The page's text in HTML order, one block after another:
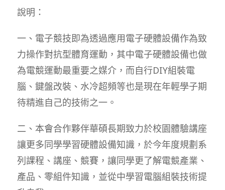
說明：
一、電子競技即為透過應用電子硬體設備作為致
力操作對抗型體育運動，其中電子硬體設備也做
為電競運動最重要之媒介，而自行DIY組裝電
腦、鍵盤改裝、水冷超頻等也是現在年輕學子期
待精進自己的技術之一。
二、本會合作夥伴華碩長期致力於校園體驗講座
讓更多同學學習硬體設備知識，於今年度規劃系
列課程、講座、競賽，讓同學更了解電競產業、
產品、零組件知識，並從中學習電腦組裝技術提